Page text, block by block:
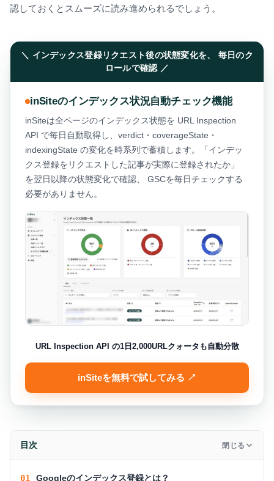
認しておくとスムーズに読み進められるでしょう。
＼ インデックス登録リクエスト後の状態変化を、 毎日のク
ロールで確認 ／
inSiteのインデックス状況自動チェック機能
inSiteは全ページのインデックス状態を URL Inspection
API で毎日自動取得し、verdict・coverageState・
indexingState の変化を時系列で蓄積します。「インデッ
クス登録をリクエストした記事が実際に登録されたか」
を翌日以降の状態変化で確認、 GSCを毎日チェックする
必要がありません。
URL Inspection API の1日2,000URLクォータも自動分散
inSiteを無料で試してみる ↗
目次 閉じる
Googleのインデックス登録とは？